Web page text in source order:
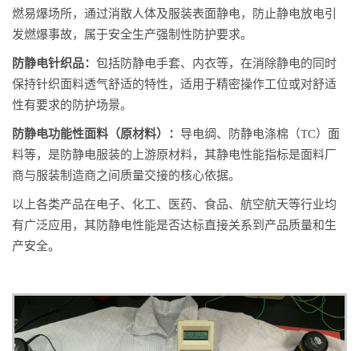
燃易爆场所，通过消散人体及服装表面静电，防止静电放电引
发燃爆事故，属于安全生产强制性防护要求。
防静电针织品： 包括防静电手套、内衣等，在消除静电的同时
保持针织面料透气舒适的特性，适用于精密操作工位或对舒适
性有要求的防护场景。
防静电功能性面料（原材料）： 导电绸、防静电涤棉（TC）面
料等，是防静电服装的上游原材料，其静电性能指标是面料厂
商与服装制造商之间质量交接的核心依据。
以上各类产品在电子、化工、医药、食品、航空航天等行业均
有广泛应用，其防静电性能是否达标直接关系到产品质量和生
产安全。